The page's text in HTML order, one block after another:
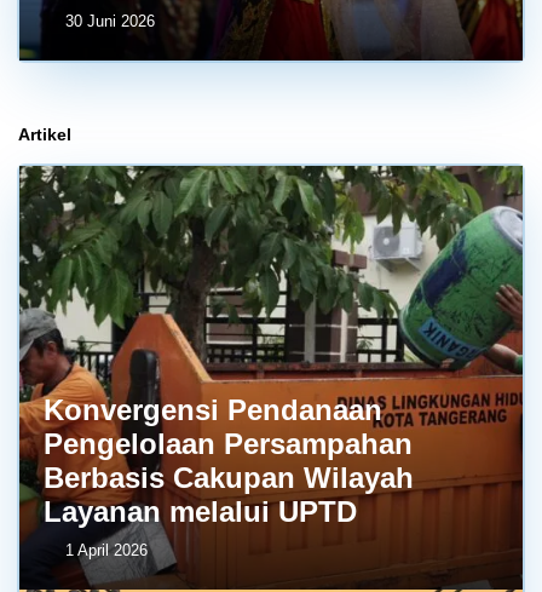
30 Juni 2026
Artikel
Konvergensi Pendanaan
Pengelolaan Persampahan
Berbasis Cakupan Wilayah
Layanan melalui UPTD
1 April 2026